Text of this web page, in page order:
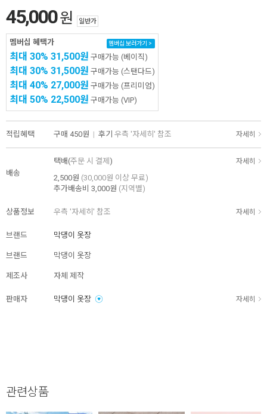
45,000원 일반가
멤버십 혜택가 멤버십 보러가기 >
최대 30% 31,500원 구매가능 (베이직)
최대 30% 31,500원 구매가능 (스탠다드)
최대 40% 27,000원 구매가능 (프리미엄)
최대 50% 22,500원 구매가능 (VIP)
적립혜택 구매 450원 | 후기 우측 '자세히' 참조 자세히
배송
택배(주문 시 결제 ) 자세히
2,500원 (30,000원 이상 무료)
추가배송비 3,000원 (지역별)
상품정보 우측 '자세히' 참조 자세히
브랜드 막댕이 옷장
브랜드 막댕이 옷장
제조사 자체 제작
판매자 막댕이 옷장 자세히
관련상품